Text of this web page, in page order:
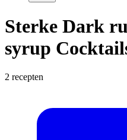
Sterke Dark
syrup
2 recepten